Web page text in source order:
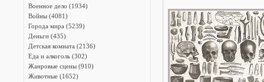
Военное дело (1934)
Войны (4081)
Города мира (5239)
Деньги (435)
Детская комната (2136)
Еда и алкоголь (302)
Жанровые сцены (910)
Животные (1652)